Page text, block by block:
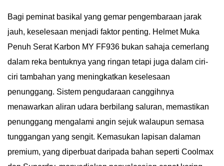
Bagi peminat basikal yang gemar pengembaraan jarak
jauh, keselesaan menjadi faktor penting. Helmet Muka
Penuh Serat Karbon MY FF936 bukan sahaja cemerlang
dalam reka bentuknya yang ringan tetapi juga dalam ciri-
ciri tambahan yang meningkatkan keselesaan
penunggang. Sistem pengudaraan canggihnya
menawarkan aliran udara berbilang saluran, memastikan
penunggang mengalami angin sejuk walaupun semasa
tunggangan yang sengit. Kemasukan lapisan dalaman
premium, yang diperbuat daripada bahan seperti Coolmax